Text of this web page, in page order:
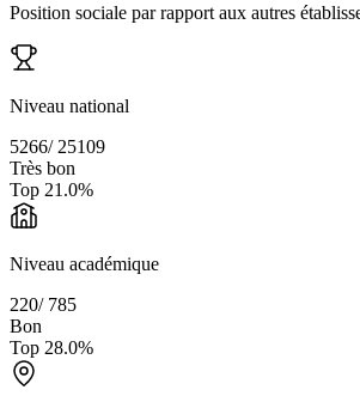
Position sociale par rapport aux autres
Niveau national
5266/ 25109
Très bon
Top 21.0%
Niveau académique
220/ 785
Bon
Top 28.0%